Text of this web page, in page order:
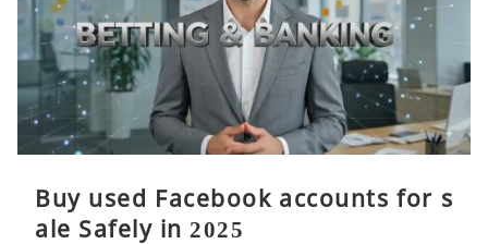
Buy used Facebook accounts for s
ale Safely in 2025